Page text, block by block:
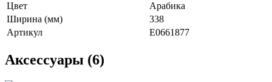
Цвет
Арабика
Ширина (мм)
338
Артикул
E0661877
Аксессуары (6)